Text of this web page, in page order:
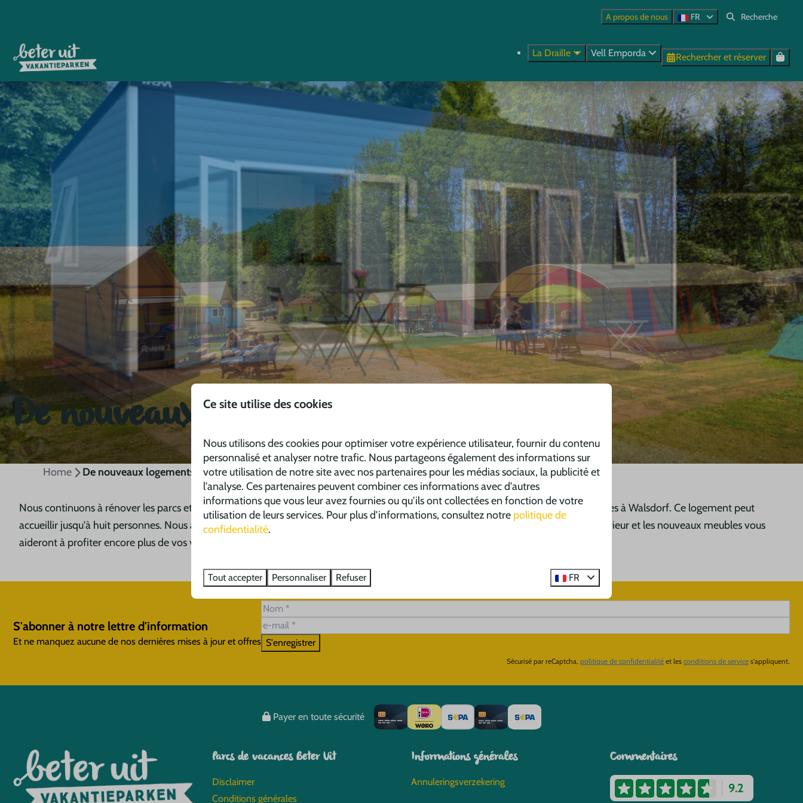
A propos de nous FR
La Draille Vell Emporda Rechercher et réserver
De nouveaux logements
Home De nouveaux logements
Nous continuons à rénover les parcs et à leur apporter des modifications. Cette année, nous proposons deux nouveaux mobile homes à Walsdorf. Ce logement peut
accueillir jusqu'à huit personnes. Nous avons aussi rénové entièrement les tentes safari La Rochette. L'espace supplémentaire à l'intérieur et les nouveaux meubles vous
aideront à profiter encore plus de vos vacances.
S'abonner à notre lettre d'information
Et ne manquez aucune de nos dernières mises à jour et offres S'enregistrer
Sécurisé par reCaptcha, politique de confidentialité et les conditions de service s'appliquent.
Payer en toute sécurité
Parcs de vacances Beter Uit
Disclaimer
Conditions générales
Informations générales
Annuleringsverzekering
Commentaires
9.2
Ce site utilise des cookies
Nous utilisons des cookies pour optimiser votre expérience utilisateur, fournir du contenu
personnalisé et analyser notre trafic. Nous partageons également des informations sur
votre utilisation de notre site avec nos partenaires pour les médias sociaux, la publicité et
l'analyse. Ces partenaires peuvent combiner ces informations avec d'autres
informations que vous leur avez fournies ou qu'ils ont collectées en fonction de votre
utilisation de leurs services. Pour plus d'informations, consultez notre politique de
confidentialité.
Tout accepter Personnaliser Refuser FR